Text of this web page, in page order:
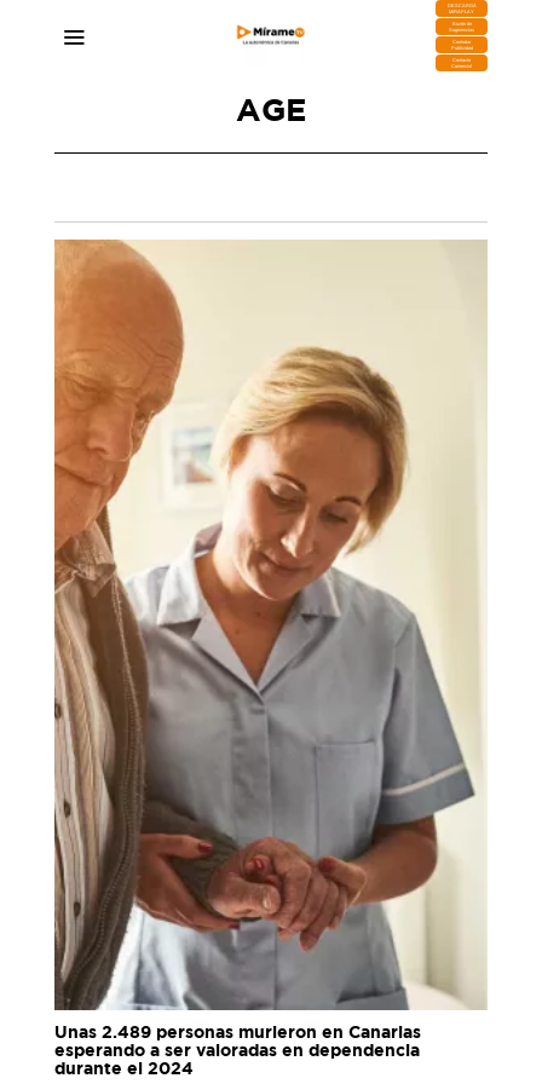
DESCARGA
MIRAPLAY
Buzón de
Sugerencias
Contratar
Publicidad
Contacto
Comercial
AGE
Unas 2.489 personas murieron en Canarias
esperando a ser valoradas en dependencia
durante el 2024